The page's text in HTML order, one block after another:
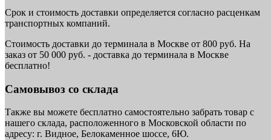
Срок и стоимость доставки определяется согласно расценкам
транспортных компаний.
Стоимость доставки до терминала в Москве от 800 руб. На
заказ от 50 000 руб. - доставка до терминала в Москве
бесплатно!
Самовывоз со склада
Также вы можете бесплатно самостоятельно забрать товар с
нашего склада, расположенного в Московской области по
адресу: г. Видное, Белокаменное шоссе, 6Ю.